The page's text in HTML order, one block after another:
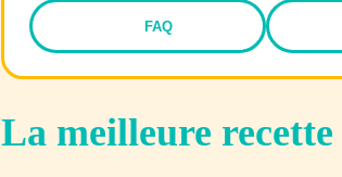
FAQ
La meilleure recette